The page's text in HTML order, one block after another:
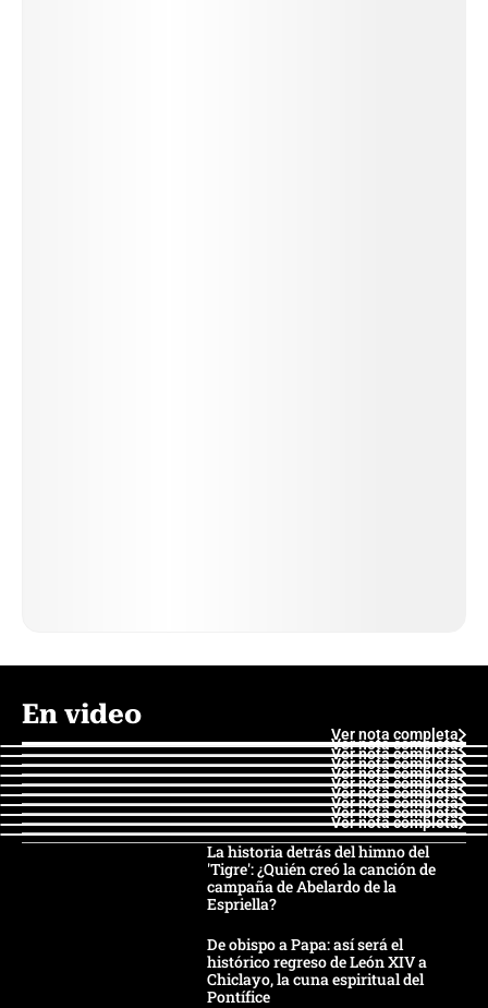
En video
Ver nota completa
Ver nota completa
Ver nota completa
Ver nota completa
Ver nota completa
Ver nota completa
Ver nota completa
Ver nota completa
Ver nota completa
Ver nota completa
La historia detrás del himno del
'Tigre': ¿Quién creó la canción de
campaña de Abelardo de la
Espriella?
De obispo a Papa: así será el
histórico regreso de León XIV a
Chiclayo, la cuna espiritual del
Pontífice